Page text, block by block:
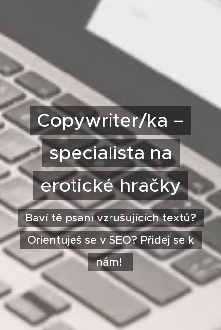
Copywriter/ka –
specialista na
erotické hračky
Baví tě psaní vzrušujících textů?
Orientuješ se v SEO? Přidej se k
nám!